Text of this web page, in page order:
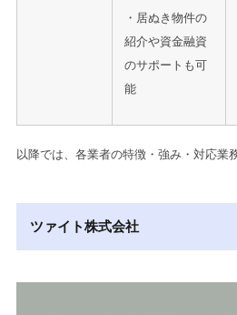
・居ぬき物件の
紹介や資金融資
のサポートも可
能
以降では、各業者の特徴・強み・対応業
ツァイト株式会社